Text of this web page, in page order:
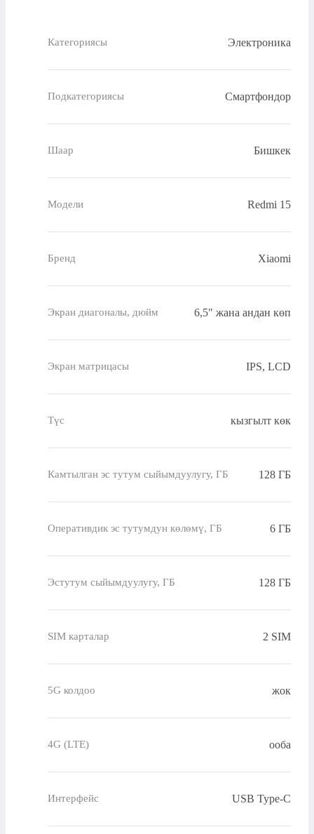
Категориясы Электроника
Подкатегориясы Смартфондор
Шаар Бишкек
Модели Redmi 15
Бренд Xiaomi
Экран диагоналы, дюйм 6,5" жана андан көп
Экран матрицасы IPS, LCD
Түс кызгылт көк
Камтылган эс тутум сыйымдуулугу, ГБ 128 ГБ
Оперативдик эс тутумдун көлөмү, ГБ 6 ГБ
Эстутум сыйымдуулугу, ГБ 128 ГБ
SIM карталар 2 SIM
5G колдоо жок
4G (LTE) ооба
Интерфейс USB Type-C